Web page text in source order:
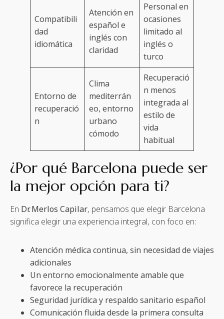
Compatibili
dad
idiomática
Atención en
español e
inglés con
claridad
Personal en
ocasiones
limitado al
inglés o
turco
Entorno de
recuperació
n
Clima
mediterrán
eo, entorno
urbano
cómodo
Recuperació
n menos
integrada al
estilo de
vida
habitual
¿Por qué Barcelona puede ser
la mejor opción para ti?
En Dr. Merlos Capilar, pensamos que elegir Barcelona
significa elegir una experiencia integral, con foco en:
Atención médica continua, sin necesidad de viajes
adicionales
Un entorno emocionalmente amable que
favorece la recuperación
Seguridad jurídica y respaldo sanitario español
Comunicación fluida desde la primera consulta